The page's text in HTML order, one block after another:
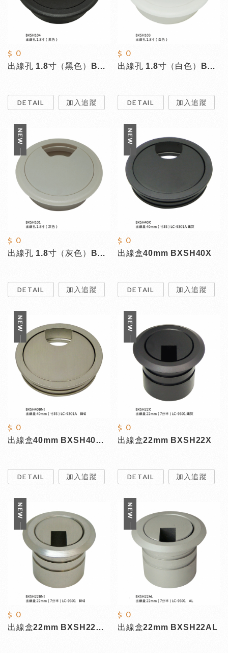
$ 0
出線孔 1.8寸（黑色）BXSH104
DETAIL 加入追蹤
$ 0
出線孔 1.8寸（白色）BXSH103
DETAIL 加入追蹤
$ 0
出線孔 1.8寸（灰色）BXSH101
DETAIL 加入追蹤
$ 0
出線盒40mm BXSH40X
DETAIL 加入追蹤
$ 0
出線盒40mm BXSH40BNI
DETAIL 加入追蹤
$ 0
出線盒22mm BXSH22X
DETAIL 加入追蹤
$ 0
出線盒22mm BXSH22BNI
$ 0
出線盒22mm BXSH22AL